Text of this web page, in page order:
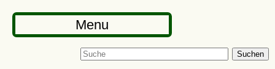
Menu
Suchen